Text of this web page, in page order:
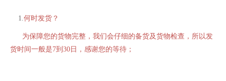
1.何时发货？
为保障您的货物完整，我们会仔细的备货及货物检查，所以发
货时间一般是7到30日，感谢您的等待；